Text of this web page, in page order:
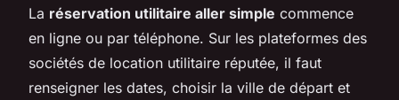
La réservation utilitaire aller simple commence
en ligne ou par téléphone. Sur les plateformes des
sociétés de location utilitaire réputée, il faut
renseigner les dates, choisir la ville de départ et